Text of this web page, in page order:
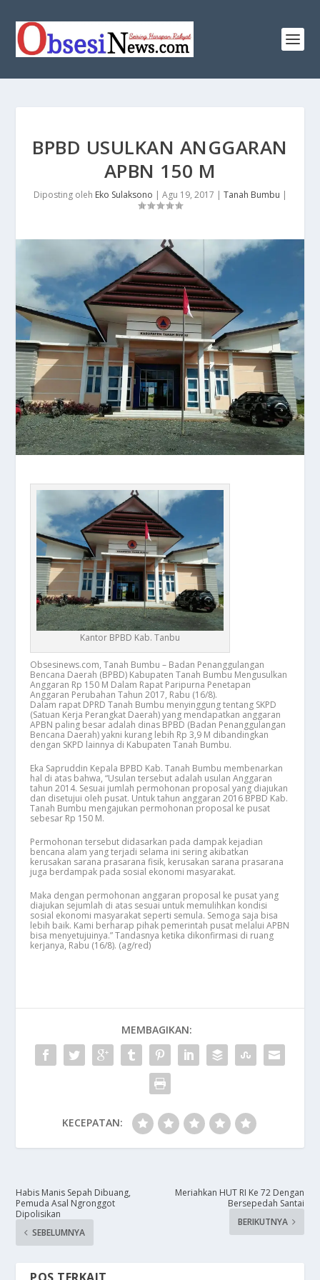
​BPBD USULKAN ANGGARAN
APBN 150 M
Diposting oleh Eko Sulaksono | Agu 19, 2017 | Tanah Bumbu |
Kantor BPBD Kab. Tanbu
Obsesinews.com, Tanah Bumbu – Badan Penanggulangan
Bencana Daerah (BPBD) Kabupaten Tanah Bumbu Mengusulkan
Anggaran Rp 150 M Dalam Rapat Paripurna Penetapan
Anggaran Perubahan Tahun 2017, Rabu (16/8).
Dalam rapat DPRD Tanah Bumbu menyinggung tentang SKPD
(Satuan Kerja Perangkat Daerah) yang mendapatkan anggaran
APBN paling besar adalah dinas BPBD (Badan Penanggulangan
Bencana Daerah) yakni kurang lebih Rp 3,9 M dibandingkan
dengan SKPD lainnya di Kabupaten Tanah Bumbu.
Eka Sapruddin Kepala BPBD Kab. Tanah Bumbu membenarkan
hal di atas bahwa, “Usulan tersebut adalah usulan Anggaran
tahun 2014. Sesuai jumlah permohonan proposal yang diajukan
dan disetujui oleh pusat. Untuk tahun anggaran 2016 BPBD Kab.
Tanah Bumbu mengajukan permohonan proposal ke pusat
sebesar Rp 150 M.
Permohonan tersebut didasarkan pada dampak kejadian
bencana alam yang terjadi selama ini sering akibatkan
kerusakan sarana prasarana fisik, kerusakan sarana prasarana
juga berdampak pada sosial ekonomi masyarakat.
Maka dengan permohonan anggaran proposal ke pusat yang
diajukan sejumlah di atas sesuai untuk memulihkan kondisi
sosial ekonomi masyarakat seperti semula. Semoga saja bisa
lebih baik. Kami berharap pihak pemerintah pusat melalui APBN
bisa menyetujuinya.” Tandasnya ketika dikonfirmasi di ruang
kerjanya, Rabu (16/8). (ag/red)
MEMBAGIKAN:
KECEPATAN:
Habis Manis Sepah Dibuang,
Pemuda Asal Ngronggot
Dipolisikan
SEBELUMNYA
Meriahkan HUT RI Ke 72 Dengan
Bersepedah Santai
BERIKUTNYA